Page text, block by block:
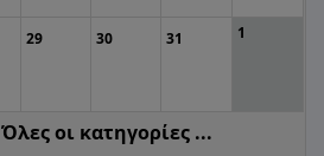
29 30 31 1
Όλες οι κατηγορίες ...